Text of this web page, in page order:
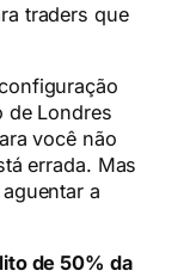
traders que
de Londres
você não
errada. Mas
a
de 50% da